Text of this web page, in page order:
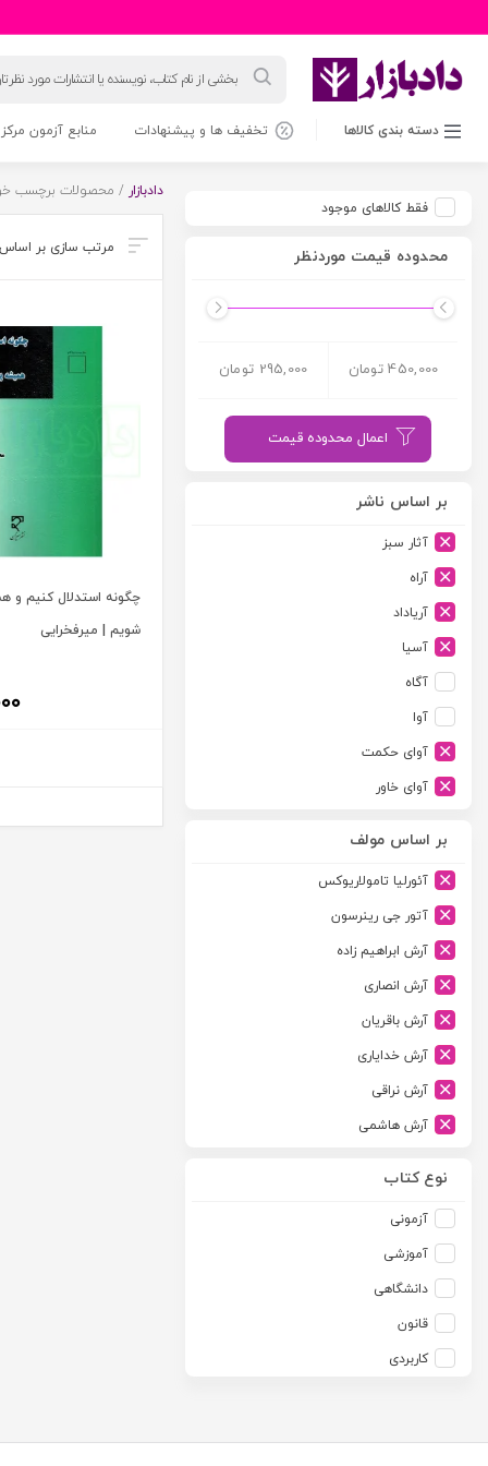
محصولات
دسته بندی کالاها تخفیف ها و پیشنهادات منابع آزمون
فقط کالاهای موجود
محدوده قیمت موردنظر
295,000 تومان 450,000 تومان
اعمال محدوده قیمت
بر اساس ناشر
آثار سبز
آراه
آریاداد
آسیا
آگاه
آوا
آوای حکمت
آوای خاور
آیدین
ارجمند
ارسطو
ارشد
اسلامیه
اشکان
اطلاعات
امجد
امید انقلاب
بر اساس مولف
آئورلیا تامولاریوکس
آتور جی رینرسون
آرش ابراهیم زاده
آرش انصاری
آرش باقریان
آرش خدایاری
آرش نراقی
آرش هاشمی
آزاده صادقی
آزیتا قربانی رحیم
آلبرت ون دایسی
آلن ردفرن
آمنه باخدا
آنتونی آگوس
نوع کتاب
آزمونی
آموزشی
دانشگاهی
قانون
کاربردی
دادبازار / محصولات برچسب
چگونه استدلال کنیم و
شویم | میرفخرایی